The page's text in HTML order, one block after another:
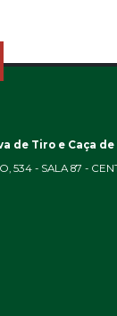
de Tiro e Caça
534 - SALA 87 -